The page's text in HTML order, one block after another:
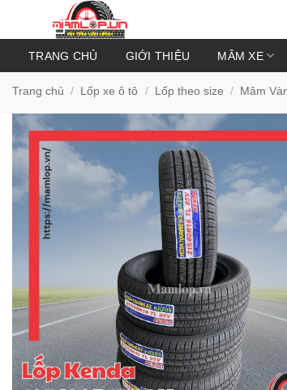
TRANG CHỦ GIỚI THIỆU MÂM XE
Trang chủ / Lốp xe ô tô / Lốp theo size / Mâm